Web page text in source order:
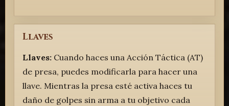
Llaves
Llaves:Cuando haces una Acción Táctica (AT)
de presa, puedes modificarla para hacer una
llave. Mientras la presa esté activa haces tu
daño de golpes sin arma a tu objetivo cada